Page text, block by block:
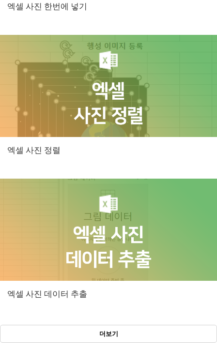
엑셀 사진 한번에 넣기
엑셀 사진 정렬
엑셀 사진 데이터 추출
더보기